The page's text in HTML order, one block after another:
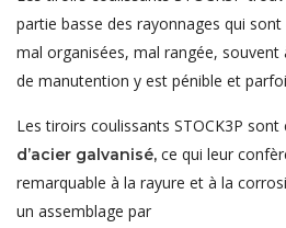
partie basse des rayonnages qui
mal organisées, mal rangée, souvent
de manutention y est pénible et
Les tiroirs coulissants STOCK3P
d’acier galvanisé, ce qui leur
remarquable à la rayure et à la
un assemblage par